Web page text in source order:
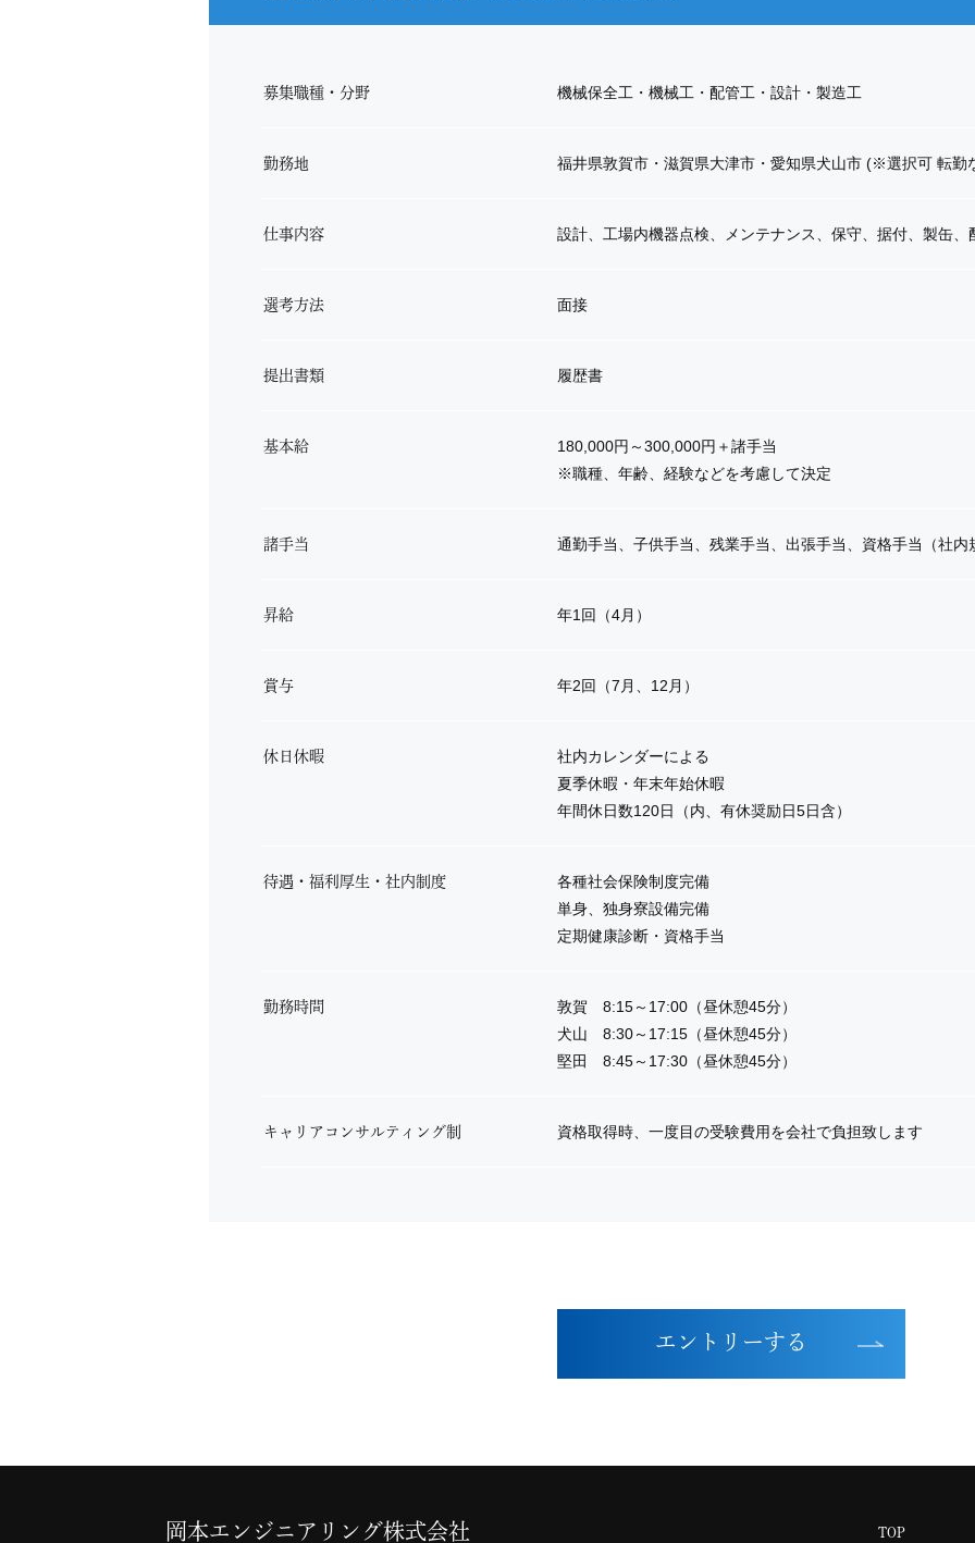
募集職種・分野 機械保全工・機械工・配管工・設計・製造工
勤務地 福井県敦賀市・滋賀県大津市・愛知県犬山市 (※選択可 転勤
仕事内容 設計、工場内機器点検、メンテナンス、保守、据付、製缶、
選考方法 面接
提出書類 履歴書
基本給
180,000円～300,000円＋諸手当
※職種、年齢、経験などを考慮して決定
諸手当 通勤手当、子供手当、残業手当、出張手当、 資格手当（社内
昇給 年1回（4月）
賞与 年2回（7月、12月）
休日休暇
社内カレンダーによる
夏季休暇・年末年始休暇
年間休日数120日（内、有休奨励日5日含）
待遇・福利厚生・社内制度
各種社会保険制度完備
単身、独身寮設備完備
定期健康診断・資格手当
勤務時間
敦賀 8:15～17:00（昼休憩45分）
犬山 8:30～17:15（昼休憩45分）
堅田 8:45～17:30（昼休憩45分）
キャリアコンサルティング制 資格取得時、一度目の受験費用を会社で負担致します
エントリーする
岡本エンジニアリング株式会社 TOP